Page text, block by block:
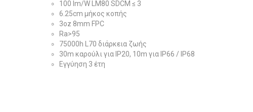
100 lm/W LM80 SDCM ≤ 3
6.25cm μήκος κοπής
3oz 8mm FPC
Ra>95
75000h L70 διάρκεια ζωής
30m καρούλι για IP20, 10m για IP66 / IP68
Εγγύηση 3 έτη